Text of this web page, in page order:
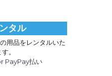
タル
用品をレンタルいた
。
PayPay払い